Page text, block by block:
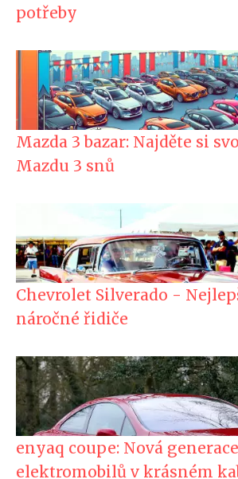
potřeby
Mazda 3 bazar: Najděte si
Mazdu 3 snů
Chevrolet Silverado -
náročné řidiče
enyaq coupe: Nová generace
elektromobilů v krásném